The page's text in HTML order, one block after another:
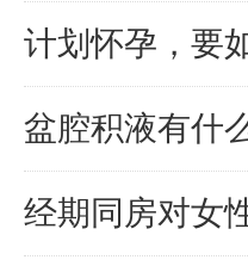
计划怀孕，要
盆腔积液有什
经期同房对女